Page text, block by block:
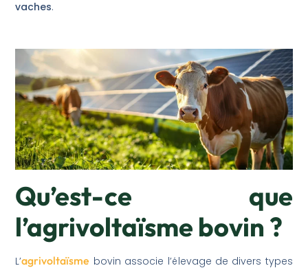
vaches.
Qu’est-ce que
l’agrivoltaïsme bovin ?
L’agrivoltaïsme bovin associe l’élevage de divers types